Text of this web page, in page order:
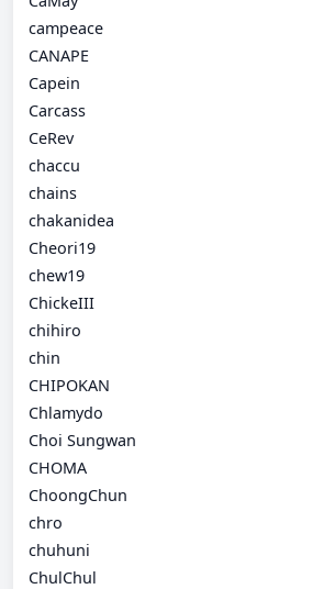
campeace
CANAPE
Capein
Carcass
CeRev
chaccu
chains
chakanidea
Cheori19
chew19
ChickeIII
chihiro
chin
CHIPOKAN
Chlamydo
Choi Sungwan
CHOMA
ChoongChun
chro
chuhuni
ChulChul